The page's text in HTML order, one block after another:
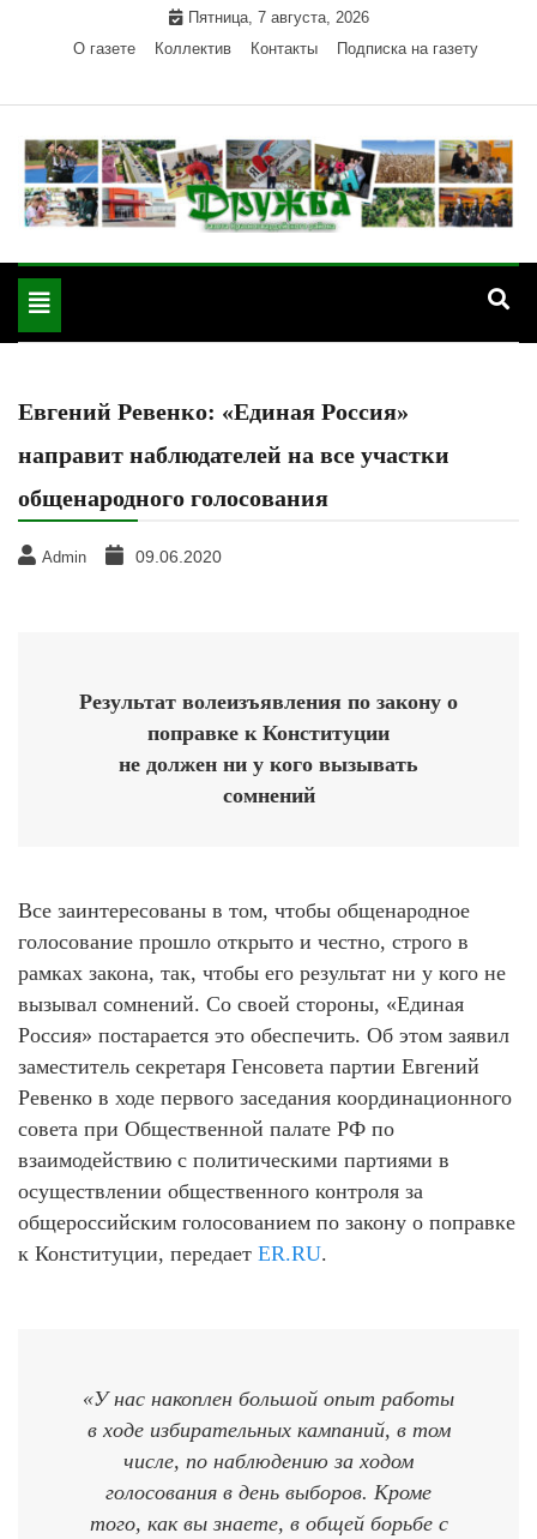
Пятница, 7 августа, 2026
О газете
Коллектив Контакты Подписка на газету
"Дружба" — газета
Красногвардейского района Республики Адыгея
Toggle
navigation
Евгений Ревенко: «Единая Россия»
направит наблюдателей на все участки
общенародного голосования
Admin 09.06.2020
Результат волеизъявления по закону о
поправке к Конституции
не должен ни у кого вызывать
сомнений
Все заинтересованы в том, чтобы общенародное
голосование прошло открыто и честно, строго в
рамках закона, так, чтобы его результат ни у кого не
вызывал сомнений. Со своей стороны, «Единая
Россия» постарается это обеспечить. Об этом заявил
заместитель секретаря Генсовета партии Евгений
Ревенко в ходе первого заседания координационного
совета при Общественной палате РФ по
взаимодействию с политическими партиями в
осуществлении общественного контроля за
общероссийским голосованием по закону о поправке
к Конституции, передает ER.RU.
«У нас накоплен большой опыт работы
в ходе избирательных кампаний, в том
числе, по наблюдению за ходом
голосования в день выборов. Кроме
того, как вы знаете, в общей борьбе с